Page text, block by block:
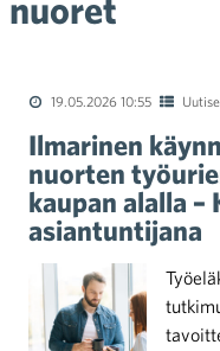
nuoret
19.05.2026 10:55
Ilmarinen
nuorten
kaupan alalla
asiantuntijana